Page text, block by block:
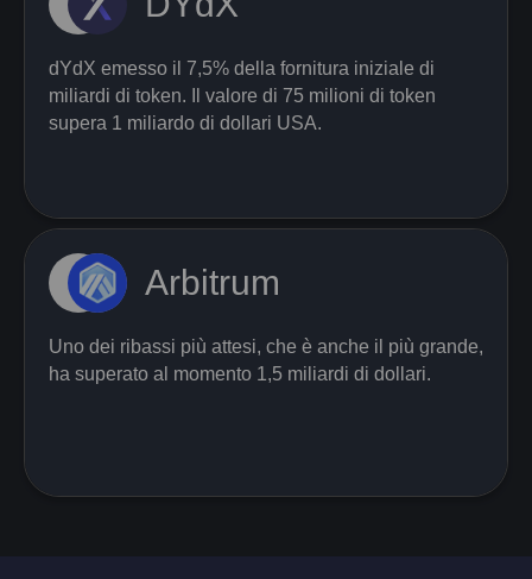
dYdX emesso il 7,5% della fornitura iniziale di
miliardi di token. Il valore di 75 milioni di token
supera 1 miliardo di dollari USA.
Arbitrum
Uno dei ribassi più attesi, che è anche il più grande,
ha superato al momento 1,5 miliardi di dollari.